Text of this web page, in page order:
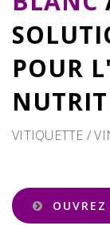
POUR
VITIQUETTE /